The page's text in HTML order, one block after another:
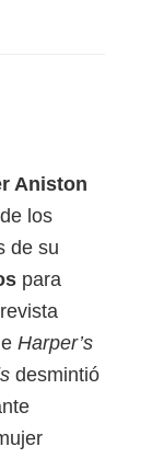
Aniston
los
de su
para
Harper’s
desmintió